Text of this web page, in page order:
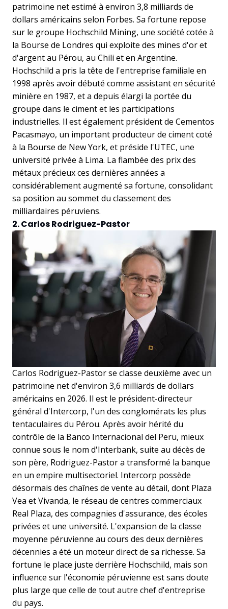
patrimoine net estimé à environ 3,8 milliards de
dollars américains selon Forbes. Sa fortune repose
sur le groupe Hochschild Mining, une société cotée à
la Bourse de Londres qui exploite des mines d'or et
d'argent au Pérou, au Chili et en Argentine.
Hochschild a pris la tête de l'entreprise familiale en
1998 après avoir débuté comme assistant en sécurité
minière en 1987, et a depuis élargi la portée du
groupe dans le ciment et les participations
industrielles. Il est également président de Cementos
Pacasmayo, un important producteur de ciment coté
à la Bourse de New York, et préside l'UTEC, une
université privée à Lima. La flambée des prix des
métaux précieux ces dernières années a
considérablement augmenté sa fortune, consolidant
sa position au sommet du classement des
milliardaires péruviens.
2. Carlos Rodriguez-Pastor
Carlos Rodriguez-Pastor se classe deuxième avec un
patrimoine net d'environ 3,6 milliards de dollars
américains en 2026. Il est le président-directeur
général d'Intercorp, l'un des conglomérats les plus
tentaculaires du Pérou. Après avoir hérité du
contrôle de la Banco Internacional del Peru, mieux
connue sous le nom d'Interbank, suite au décès de
son père, Rodriguez-Pastor a transformé la banque
en un empire multisectoriel. Intercorp possède
désormais des chaînes de vente au détail, dont Plaza
Vea et Vivanda, le réseau de centres commerciaux
Real Plaza, des compagnies d'assurance, des écoles
privées et une université. L'expansion de la classe
moyenne péruvienne au cours des deux dernières
décennies a été un moteur direct de sa richesse. Sa
fortune le place juste derrière Hochschild, mais son
influence sur l'économie péruvienne est sans doute
plus large que celle de tout autre chef d'entreprise
du pays.